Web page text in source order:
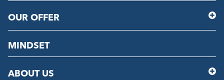
OUR OFFER
MINDSET
ABOUT US